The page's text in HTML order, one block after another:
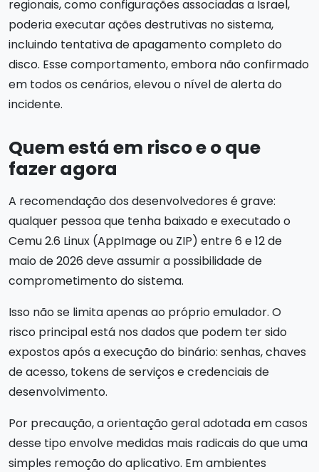
regionais, como configurações associadas a Israel,
poderia executar ações destrutivas no sistema,
incluindo tentativa de apagamento completo do
disco. Esse comportamento, embora não confirmado
em todos os cenários, elevou o nível de alerta do
incidente.
Quem está em risco e o que
fazer agora
A recomendação dos desenvolvedores é grave:
qualquer pessoa que tenha baixado e executado o
Cemu 2.6 Linux (AppImage ou ZIP) entre 6 e 12 de
maio de 2026 deve assumir a possibilidade de
comprometimento do sistema.
Isso não se limita apenas ao próprio emulador. O
risco principal está nos dados que podem ter sido
expostos após a execução do binário: senhas, chaves
de acesso, tokens de serviços e credenciais de
desenvolvimento.
Por precaução, a orientação geral adotada em casos
desse tipo envolve medidas mais radicais do que uma
simples remoção do aplicativo. Em ambientes